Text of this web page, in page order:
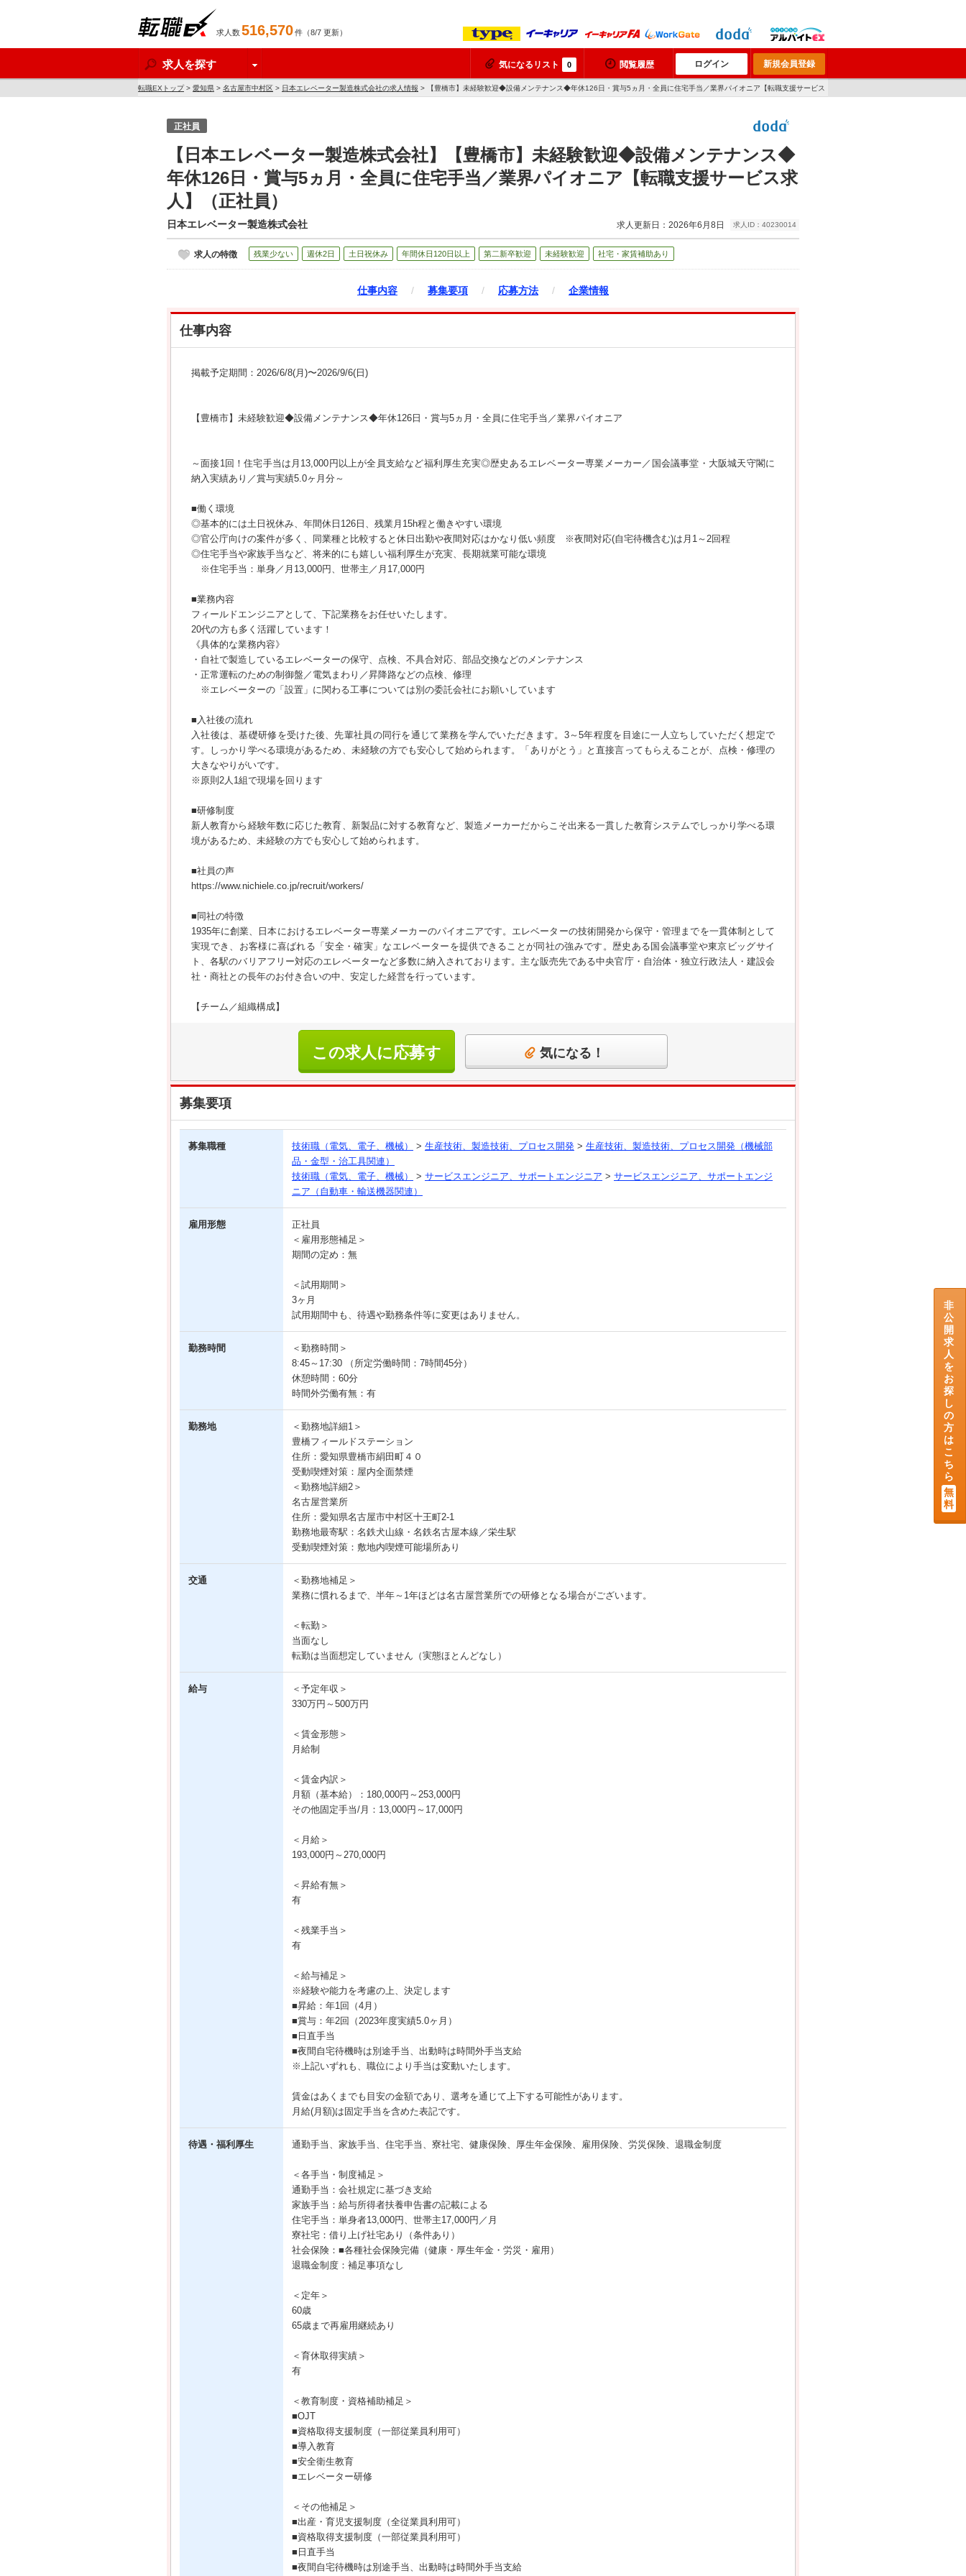
求人数516,570件（8/7 更新）
求人を探す 気になるリスト 0 閲覧履歴 ログイン 新規会員登録
転職EXトップ> 愛知県 > 名古屋市中村区 > 日本エレベーター製造株式会社の求人情報 > 【豊橋市】未経験歓迎◆設備メンテナンス◆年休126日・賞与5ヵ月・全員に住宅手当／業界パイオニア【転職支援サービス
正社員
【日本エレベーター製造株式会社】【豊橋市】未経験歓迎◆設備メンテナンス◆
年休126日・賞与5ヵ月・全員に住宅手当／業界パイオニア【転職支援サービス求
人】（正社員）
日本エレベーター製造株式会社 求人更新日：2026年6月8日 求人ID：40230014
求人の特徴 残業少ない 週休2日 土日祝休み 年間休日120日以上 第二新卒歓迎 未経験歓迎 社宅・家賃補助あり
仕事内容 / 募集要項 / 応募方法 / 企業情報
仕事内容
掲載予定期間：2026/6/8(月)〜2026/9/6(日)
【豊橋市】未経験歓迎◆設備メンテナンス◆年休126日・賞与5ヵ月・全員に住宅手当／業界パイオニア
～面接1回！住宅手当は月13,000円以上が全員支給など福利厚生充実◎歴史あるエレベーター専業メーカー／国会議事堂・大阪城天守閣に
納入実績あり／賞与実績5.0ヶ月分～
■働く環境
◎基本的には土日祝休み、年間休日126日、残業月15h程と働きやすい環境
◎官公庁向けの案件が多く、同業種と比較すると休日出勤や夜間対応はかなり低い頻度 ※夜間対応(自宅待機含む)は月1～2回程
◎住宅手当や家族手当など、将来的にも嬉しい福利厚生が充実、長期就業可能な環境
※住宅手当：単身／月13,000円、世帯主／月17,000円
■業務内容
フィールドエンジニアとして、下記業務をお任せいたします。
20代の方も多く活躍しています！
《具体的な業務内容》
・自社で製造しているエレベーターの保守、点検、不具合対応、部品交換などのメンテナンス
・正常運転のための制御盤／電気まわり／昇降路などの点検、修理
※エレベーターの「設置」に関わる工事については別の委託会社にお願いしています
■入社後の流れ
入社後は、基礎研修を受けた後、先輩社員の同行を通じて業務を学んでいただきます。3～5年程度を目途に一人立ちしていただく想定で
す。しっかり学べる環境があるため、未経験の方でも安心して始められます。「ありがとう」と直接言ってもらえることが、点検・修理の
大きなやりがいです。
※原則2人1組で現場を回ります
■研修制度
新人教育から経験年数に応じた教育、新製品に対する教育など、製造メーカーだからこそ出来る一貫した教育システムでしっかり学べる環
境があるため、未経験の方でも安心して始められます。
■社員の声
https://www.nichiele.co.jp/recruit/workers/
■同社の特徴
1935年に創業、日本におけるエレベーター専業メーカーのパイオニアです。エレベーターの技術開発から保守・管理までを一貫体制として
実現でき、お客様に喜ばれる「安全・確実」なエレベーターを提供できることが同社の強みです。歴史ある国会議事堂や東京ビッグサイ
ト、各駅のバリアフリー対応のエレベーターなど多数に納入されております。主な販売先である中央官庁・自治体・独立行政法人・建設会
社・商社との長年のお付き合いの中、安定した経営を行っています。
【チーム／組織構成】
この求人に応募す
る
気になる！
募集要項
募集職種 技術職（電気、電子、機械） > 生産技術、製造技術、プロセス開発 > 生産技術、製造技術、プロセス開発（機械部
品・金型・治工具関連）
技術職（電気、電子、機械）
> サービスエンジニア、サポートエンジニア > サービスエンジニア、サポートエンジ
ニア（自動車・輸送機器関連）
雇用形態
正社員
＜雇用形態補足＞
期間の定め：無
＜試用期間＞
3ヶ月
試用期間中も、待遇や勤務条件等に変更はありません。
勤務時間
＜勤務時間＞
8:45～17:30 （所定労働時間：7時間45分）
休憩時間：60分
時間外労働有無：有
勤務地
＜勤務地詳細1＞
豊橋フィールドステーション
住所：愛知県豊橋市絹田町４０
受動喫煙対策：屋内全面禁煙
＜勤務地詳細2＞
名古屋営業所
住所：愛知県名古屋市中村区十王町2-1
勤務地最寄駅：名鉄犬山線・名鉄名古屋本線／栄生駅
受動喫煙対策：敷地内喫煙可能場所あり
交通
＜勤務地補足＞
業務に慣れるまで、半年～1年ほどは名古屋営業所での研修となる場合がございます。
＜転勤＞
当面なし
転勤は当面想定していません（実態ほとんどなし）
給与
＜予定年収＞
330万円～500万円
＜賃金形態＞
月給制
＜賃金内訳＞
月額（基本給）：180,000円～253,000円
その他固定手当/月：13,000円～17,000円
＜月給＞
193,000円～270,000円
＜昇給有無＞
有
＜残業手当＞
有
＜給与補足＞
※経験や能力を考慮の上、決定します
■昇給：年1回（4月）
■賞与：年2回（2023年度実績5.0ヶ月）
■日直手当
■夜間自宅待機時は別途手当、出動時は時間外手当支給
※上記いずれも、職位により手当は変動いたします。
賃金はあくまでも目安の金額であり、選考を通じて上下する可能性があります。
月給(月額)は固定手当を含めた表記です。
待遇・福利厚生 通勤手当、家族手当、住宅手当、寮社宅、健康保険、厚生年金保険、雇用保険、労災保険、退職金制度
＜各手当・制度補足＞
通勤手当：会社規定に基づき支給
家族手当：給与所得者扶養申告書の記載による
住宅手当：単身者13,000円、世帯主17,000円／月
寮社宅：借り上げ社宅あり（条件あり）
社会保険：■各種社会保険完備（健康・厚生年金・労災・雇用）
退職金制度：補足事項なし
＜定年＞
60歳
65歳まで再雇用継続あり
＜育休取得実績＞
有
＜教育制度・資格補助補足＞
■OJT
■資格取得支援制度（一部従業員利用可）
■導入教育
■安全衛生教育
■エレベーター研修
＜その他補足＞
■出産・育児支援制度（全従業員利用可）
■資格取得支援制度（一部従業員利用可）
■日直手当
■夜間自宅待機時は別途手当、出動時は時間外手当支給
非
公
開
求
人
を
お
探
し
の
方
は
こ
ち
ら
無
料